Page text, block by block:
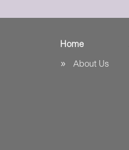
Home
About Us